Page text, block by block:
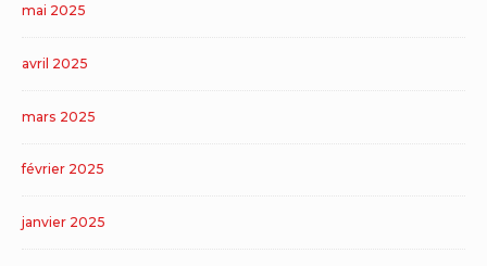
mai 2025
avril 2025
mars 2025
février 2025
janvier 2025